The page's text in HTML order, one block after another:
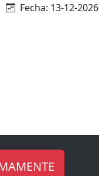
Fecha: 13-12-2026